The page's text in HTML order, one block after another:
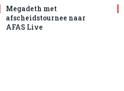
Megadeth met
afscheidstournee naar
AFAS Live